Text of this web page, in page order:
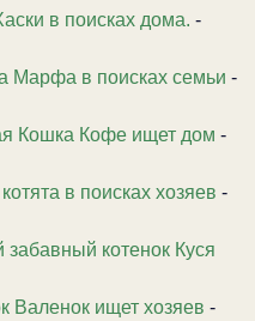
в поисках дома. -
Марфа в поисках семьи -
Кошка Кофе ищет дом -
в поисках хозяев -
забавный котенок Куся
Валенок ищет хозяев -